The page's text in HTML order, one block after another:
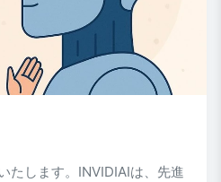
たします。INVIDIAIは、先進